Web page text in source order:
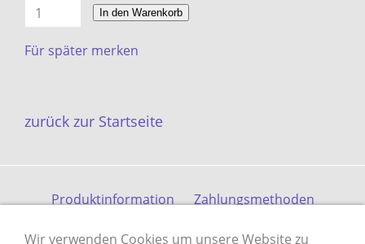
In den Warenkorb
Für später merken
zurück zur Startseite
Produktinformation
Zahlungsmethoden
Wir verwenden Cookies um unsere Website zu